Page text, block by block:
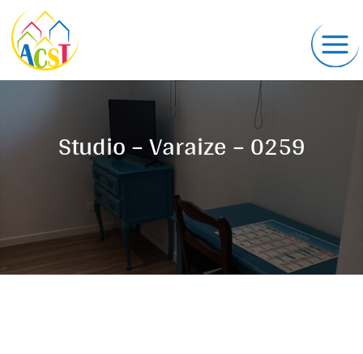
Studio – Varaize – 0259